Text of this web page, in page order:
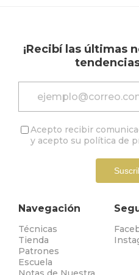
¡Recibí las últimas
Acepto recibir
y acepto su política de
Navegación
Técnicas
Tienda
Patrones
Escuela